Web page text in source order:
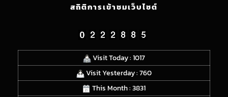
สถิติการเข้าชมเว็บไซต์
Visit Today : 1017
Visit Yesterday : 760
This Month : 3831